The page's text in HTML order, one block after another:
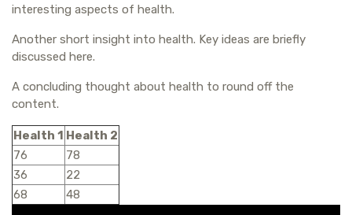
interesting aspects of health.
Another short insight into health. Key ideas are briefly
discussed here.
A concluding thought about health to round off the
content.
Health 1 Health 2
76
78
36
22
68
48